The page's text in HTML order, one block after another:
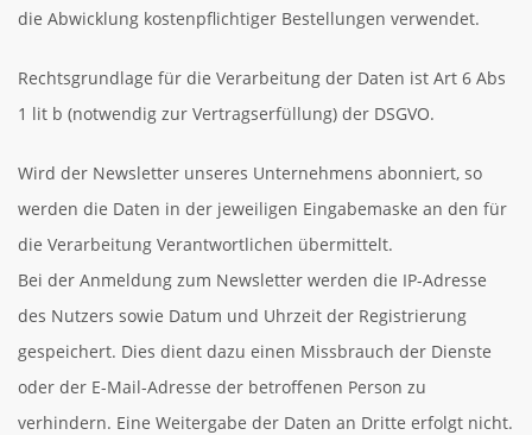
die Abwicklung kostenpflichtiger Bestellungen verwendet.
Rechtsgrundlage für die Verarbeitung der Daten ist Art 6 Abs
1 lit b (notwendig zur Vertragserfüllung) der DSGVO.
Wird der Newsletter unseres Unternehmens abonniert, so
werden die Daten in der jeweiligen Eingabemaske an den für
die Verarbeitung Verantwortlichen übermittelt.
Bei der Anmeldung zum Newsletter werden die IP-Adresse
des Nutzers sowie Datum und Uhrzeit der Registrierung
gespeichert. Dies dient dazu einen Missbrauch der Dienste
oder der E-Mail-Adresse der betroffenen Person zu
verhindern. Eine Weitergabe der Daten an Dritte erfolgt nicht.